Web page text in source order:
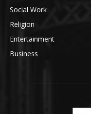
Social Work
Religion
Entertainment
Business